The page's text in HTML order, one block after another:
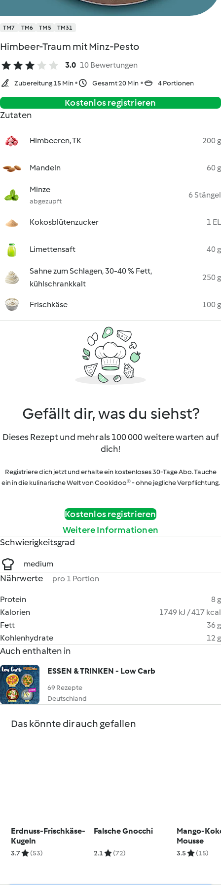
TM7 TM6 TM5 TM31
Himbeer-Traum mit Minz-Pesto
3.0 10 Bewertungen
Zubereitung 15 Min Gesamt 20 Min 4 Portionen
Kostenlos registrieren
Zutaten
Himbeeren, TK 200 g
Mandeln 60 g
Minze
abgezupft
6 Stängel
Kokosblütenzucker 1 EL
Limettensaft 40 g
Sahne zum Schlagen, 30-40 % Fett,
kühlschrankkalt
250 g
Frischkäse 100 g
Gefällt dir, was du siehst?
Dieses Rezept und mehr als 100 000 weitere warten auf
dich!
Registriere dich jetzt und erhalte ein kostenloses 30-Tage Abo. Tauche
ein in die kulinarische Welt von Cookidoo® - ohne jegliche Verpflichtung.
Kostenlos registrieren
Weitere Informationen
Schwierigkeitsgrad
medium
Nährwerte pro 1 Portion
Protein
8 g
Kalorien
1749 kJ / 417 kcal
Fett
36 g
Kohlenhydrate
12 g
Auch enthalten in
ESSEN & TRINKEN - Low Carb
69 Rezepte
Deutschland
Das könnte dir auch gefallen
Erdnuss-Frischkäse-
Kugeln
3.7 (53)
Falsche Gnocchi
2.1 (72)
Mango-
Mousse
3.5 (15)